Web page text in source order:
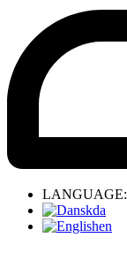
LANGUAGE:
da
en